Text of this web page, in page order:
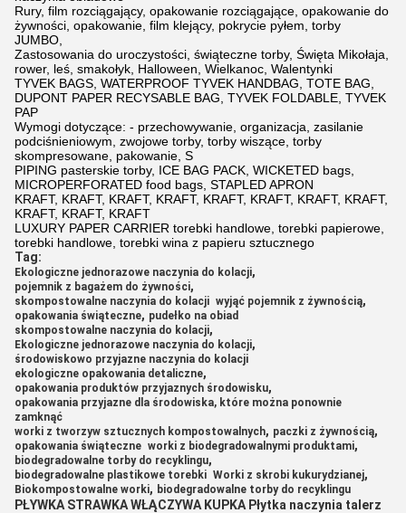
Rury, film rozciągający, opakowanie rozciągające, opakowanie do
żywności, opakowanie, film klejący, pokrycie pyłem, torby
JUMBO,
Zastosowania do uroczystości, świąteczne torby, Święta Mikołaja,
rower, leś, smakołyk, Halloween, Wielkanoc, Walentynki
TYVEK BAGS, WATERPROOF TYVEK HANDBAG, TOTE BAG,
DUPONT PAPER RECYSABLE BAG, TYVEK FOLDABLE, TYVEK
PAP
Wymogi dotyczące: - przechowywanie, organizacja, zasilanie
podciśnieniowym, zwojowe torby, torby wiszące, torby
skompresowane, pakowanie, S
PIPING pasterskie torby, ICE BAG PACK, WICKETED bags,
MICROPERFORATED food bags, STAPLED APRON
KRAFT, KRAFT, KRAFT, KRAFT, KRAFT, KRAFT, KRAFT, KRAFT,
KRAFT, KRAFT, KRAFT
LUXURY PAPER CARRIER torebki handlowe, torebki papierowe,
torebki handlowe, torebki wina z papieru sztucznego
Tag:
Ekologiczne jednorazowe naczynia do kolacji,
pojemnik z bagażem do żywności,
skompostowalne naczynia do kolacji wyjąć pojemnik z żywnością,
opakowania świąteczne, pudełko na obiad
skompostowalne naczynia do kolacji,
Ekologiczne jednorazowe naczynia do kolacji,
środowiskowo przyjazne naczynia do kolacji
ekologiczne opakowania detaliczne,
opakowania produktów przyjaznych środowisku,
opakowania przyjazne dla środowiska, które można ponownie
zamknąć
worki z tworzyw sztucznych kompostowalnych, paczki z żywnością,
opakowania świąteczne worki z biodegradowalnymi produktami,
biodegradowalne torby do recyklingu,
biodegradowalne plastikowe torebki Worki z skrobi kukurydzianej,
Biokompostowalne worki, biodegradowalne torby do recyklingu
PŁYWKA STRAWKA WŁĄCZYWA KUPKA Płytka naczynia talerz